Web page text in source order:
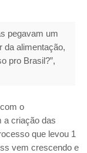
pegavam um
da alimentação,
pro Brasil?”,
o
a criação das
que levou 1
vem crescendo e